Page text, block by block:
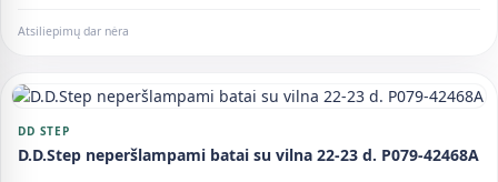
Atsiliepimų dar nėra
DD STEP
D.D.Step neperšlampami batai su vilna 22-23 d. P079-42468A